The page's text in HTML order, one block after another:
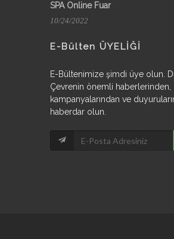
SPA Online Fuar
10/24/2022
E-Bülten ÜYELİĞİ
E-Bültenimize şimdi üye olun.
Çevrenin önemli haberlerinden,
kampanyalarından ve
haberdar olun.